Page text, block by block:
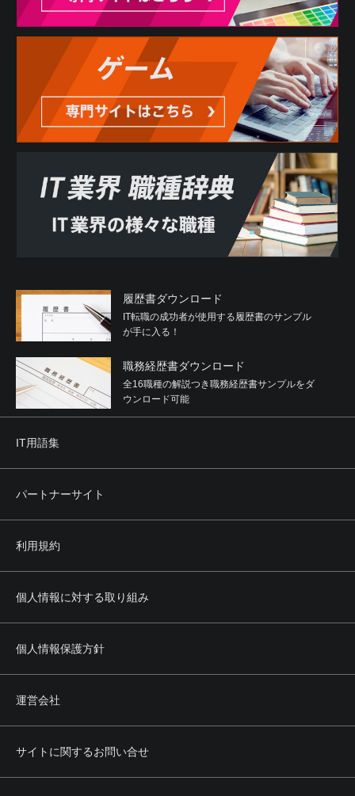
履歴書ダウンロード
IT転職の成功者が使用する履歴書のサンプル
が手に入る！
職務経歴書ダウンロード
全16職種の解説つき職務経歴書サンプルをダ
ウンロード可能
IT用語集
パートナーサイト
利用規約
個人情報に対する取り組み
個人情報保護方針
運営会社
サイトに関するお問い合せ